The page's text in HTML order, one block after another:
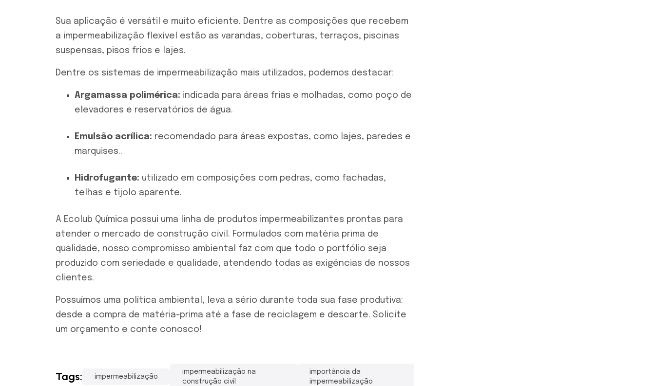
Sua aplicação é versátil e muito eficiente. Dentre as composições que recebem
a impermeabilização flexível estão as varandas, coberturas, terraços, piscinas
suspensas, pisos frios e lajes.
Dentre os sistemas de impermeabilização mais utilizados, podemos destacar:
Argamassa polimérica: indicada para áreas frias e molhadas, como poço de
elevadores e reservatórios de água.
Emulsão acrílica: recomendado para áreas expostas, como lajes, paredes e
marquises..
Hidrofugante: utilizado em composições com pedras, como fachadas,
telhas e tijolo aparente.
A Ecolub Química possui uma linha de produtos impermeabilizantes prontas para
atender o mercado de construção civil. Formulados com matéria prima de
qualidade, nosso compromisso ambiental faz com que todo o portfólio seja
produzido com seriedade e qualidade, atendendo todas as exigências de nossos
clientes.
Possuímos uma política ambiental, leva a sério durante toda sua fase produtiva:
desde a compra de matéria-prima até a fase de reciclagem e descarte. Solicite
um orçamento e conte conosco!
Tags: impermeabilização
impermeabilização na
construção civil
importância da
impermeabilização